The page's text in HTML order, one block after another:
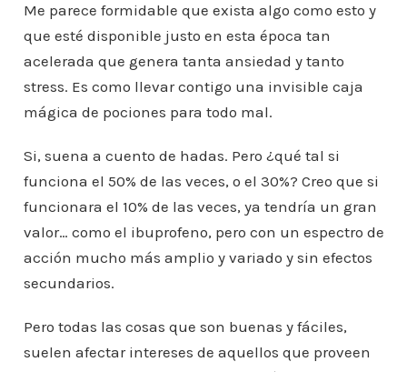
Me parece formidable que exista algo como esto y
que esté disponible justo en esta época tan
acelerada que genera tanta ansiedad y tanto
stress. Es como llevar contigo una invisible caja
mágica de pociones para todo mal.
Si, suena a cuento de hadas. Pero ¿qué tal si
funciona el 50% de las veces, o el 30%? Creo que si
funcionara el 10% de las veces, ya tendría un gran
valor… como el ibuprofeno, pero con un espectro de
acción mucho más amplio y variado y sin efectos
secundarios.
Pero todas las cosas que son buenas y fáciles,
suelen afectar intereses de aquellos que proveen